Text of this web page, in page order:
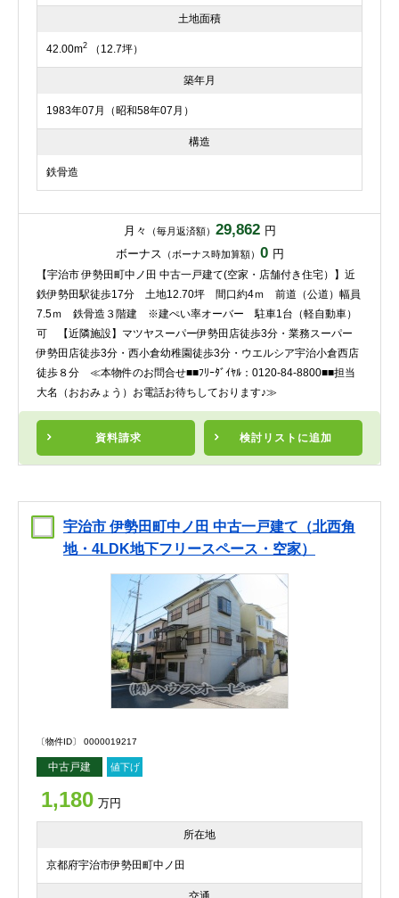
土地面積
42.00m2 （12.7坪）
築年月
1983年07月（昭和58年07月）
構造
鉄骨造
月々 （毎月返済額） 29,862 円
ボーナス （ボーナス時加算額） 0 円
資料請求 検討リスト に追加
【宇治市 伊勢田町中ノ田 中古一戸建て(空家・店舗付き住宅）】近
鉄伊勢田駅徒歩17分 土地12.70坪 間口約4ｍ 前道（公道）幅員
7.5ｍ 鉄骨造３階建 ※建ぺい率オーバー 駐車1台（軽自動車）
可 【近隣施設】マツヤスーパー伊勢田店徒歩3分・業務スーパー
伊勢田店徒歩3分・西小倉幼稚園徒歩3分・ウエルシア宇治小倉西店
徒歩８分 ≪本物件のお問合せ■■ﾌﾘｰﾀﾞｲﾔﾙ：0120-84-8800■■担当
大名（おおみょう）お電話お待ちしております♪≫
宇治市 伊勢田町中ノ田 中古一戸建て（北西角
地・4LDK地下フリースペース・空家）
〔物件ID〕 0000019217
中古戸建 値下げ
1,180 万円
所在地
京都府宇治市伊勢田町中ノ田